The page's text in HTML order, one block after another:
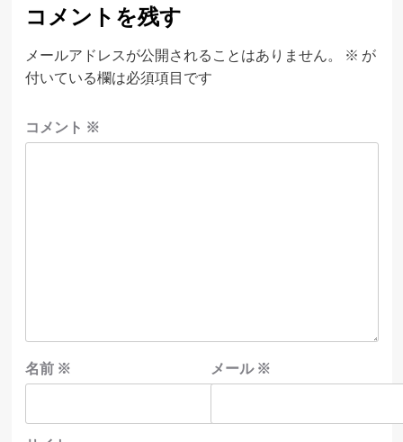
コメントを残す
メールアドレスが公開されることはありません。 ※ が
付いている欄は必須項目です
コメント ※
名前 ※ メール ※